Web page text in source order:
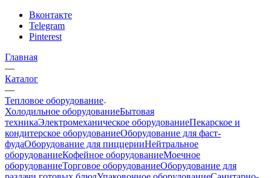
Вконтакте
Telegram
Pinterest
Главная
—
Каталог
—
Тепловое оборудование
Холодильное оборудованиеБытовая
техникаЭлектромеханическое оборудованиеПекарское и
кондитерское оборудованиеОборудование для фаст-
фудаОборудование для пиццерииНейтральное
оборудованиеКофейное оборудованиеМоечное
оборудованиеТорговое оборудованиеОборудование для